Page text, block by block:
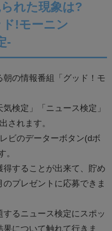
れた現象は?
!モーニン
-
の情報番組「グッド！モ
検定」「ニュース検定」
されます。
ビのデーターボタン(dボ
。
することが出来て、貯め
プレゼントに応募できま
るニュース検定にスポッ
果について触れて行きま